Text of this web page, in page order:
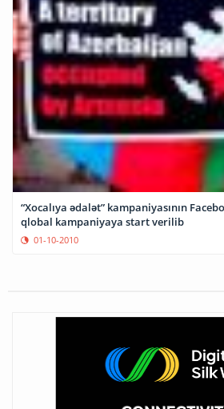
“Xocalıya ədalət” kampaniyasının
qlobal kampaniyaya start verilib
01-10-2010